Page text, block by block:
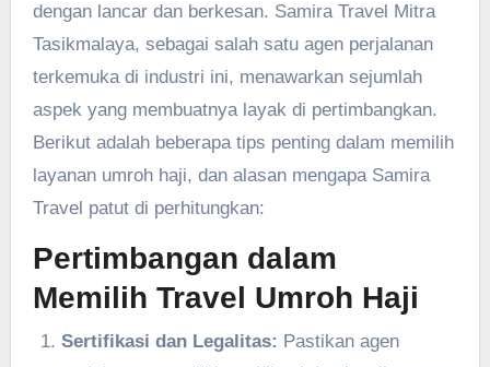
dengan lancar dan berkesan. Samira Travel Mitra
Tasikmalaya, sebagai salah satu agen perjalanan
terkemuka di industri ini, menawarkan sejumlah
aspek yang membuatnya layak di pertimbangkan.
Berikut adalah beberapa tips penting dalam memilih
layanan umroh haji, dan alasan mengapa Samira
Travel patut di perhitungkan:
Pertimbangan dalam
Memilih Travel Umroh Haji
Sertifikasi dan Legalitas: Pastikan agen